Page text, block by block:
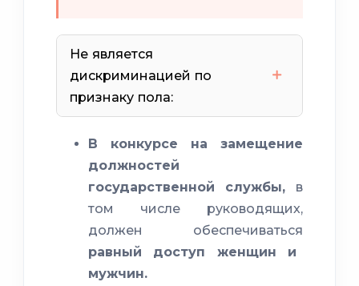
Не является
дискриминацией по
признаку пола:
рождения детей
срочную военную
службу
В конкурсе на замещение
должностей
государственной службы, в
том числе руководящих,
должен обеспечиваться
равный доступ женщин и
мужчин.